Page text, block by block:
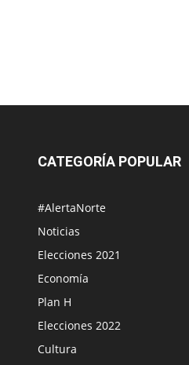
CATEGORÍA POPULAR
#AlertaNorte
Noticias
Elecciones 2021
Economía
Plan H
Elecciones 2022
Cultura